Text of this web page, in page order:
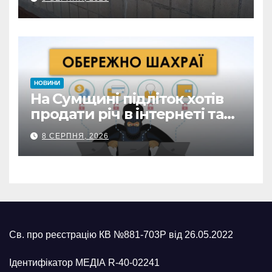
замкнені двері
НОВИНИ
На Сумщині підліток хотів
продати річ в інтернеті та
втратив 39,2 тис. грн з
карток матері
8 СЕРПНЯ, 2026
Св. про реєстрацію КВ №881-703Р від 26.05.2022
Ідентифікатор МЕДІА R-40-02241